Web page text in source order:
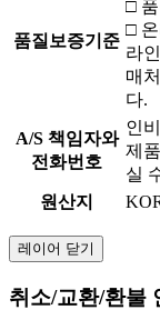
품질보증기준
□
□
라
매
다.
A/S 책임자와
전화번호
인
제
실
원산지
레이어 닫기
취소/교환/환불